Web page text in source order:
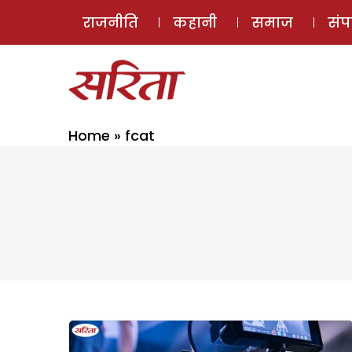
राजनीति कहानी समाज
Home » fcat